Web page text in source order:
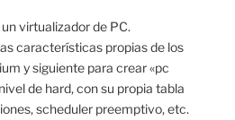
virtualizador de PC.
características propias de los
y siguiente para crear «pc
de hard, con su propia tabla
scheduler preemptivo, etc.